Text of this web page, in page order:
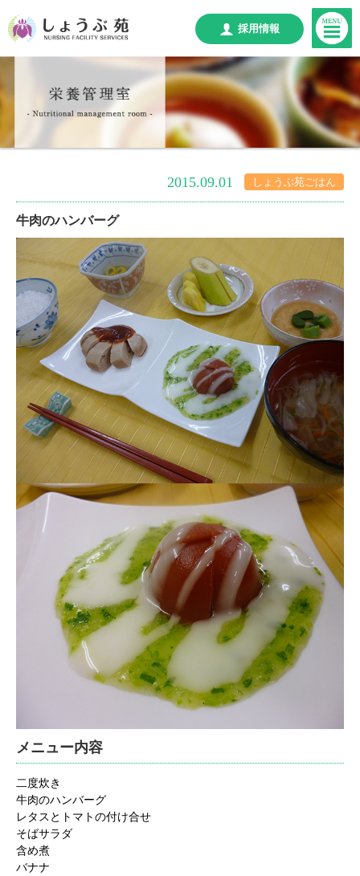
採用情報
2015.09.01 しょうぶ苑ごはん
牛肉のハンバーグ
メニュー内容
二度炊き
牛肉のハンバーグ
レタスとトマトの付け合せ
そばサラダ
含め煮
バナナ